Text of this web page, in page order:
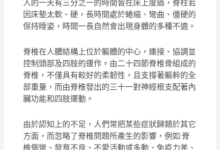
人的一天有三分之一的時間皆在床上度過，脊柱若
因床墊太軟、硬，長時間處於蜷縮、彎曲、僵硬的
保持睡姿，時間一長自然會出現身體的多種不適。
脊椎在人體結構上位於軀體的中心，連接、協調並
控制頭部及四肢的運作。由二十四節脊椎骨組成的
脊椎，不僅具有較好的柔韌性，且支撐著軀幹的全
部重量，而由脊椎發出的三十一對神經根支配著內
臟功能和四肢運動。
由於認知上的不足，人們常把某些症狀歸類於其它
方面，而忽略了脊椎問題所產生的影響，例如:脊
椎側彎、發育不良、不愛活動或多動、免疫力差、